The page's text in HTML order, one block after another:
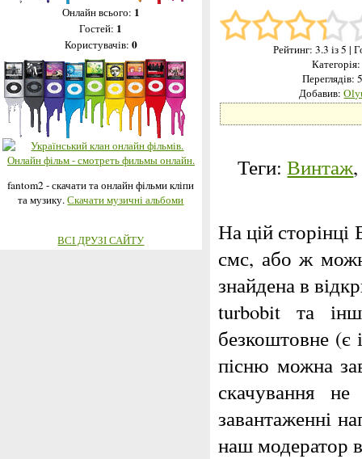
Онлайн всього: 1
Гостей: 1
Користувачів: 0
fantom2 - скачати та онлайн фільми кліпи
та музику.Скачати музичні альбоми
ВСІ ДРУЗІ САЙТУ
Рейтинг:3.3 із 5|
Категорія:
Переглядів:
Добавив:
Теги:Винтаж
На цій
смс, або ж
знайдена в
turbobit та
безкоштовне (є
пісню можна
скачування
завантаженні
наш модератор